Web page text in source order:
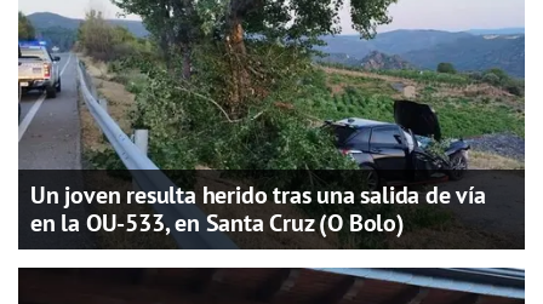
Un joven resulta herido tras una salida de vía
en la OU-533, en Santa Cruz (O Bolo)